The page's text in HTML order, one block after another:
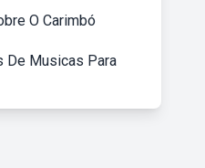
O Carimbó
De Musicas Para